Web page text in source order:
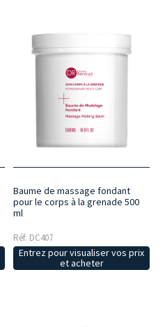
Baume de massage fondant
pour le corps à la grenade 500
ml
Réf: DC407
Entrez pour visualiser vos prix
et acheter